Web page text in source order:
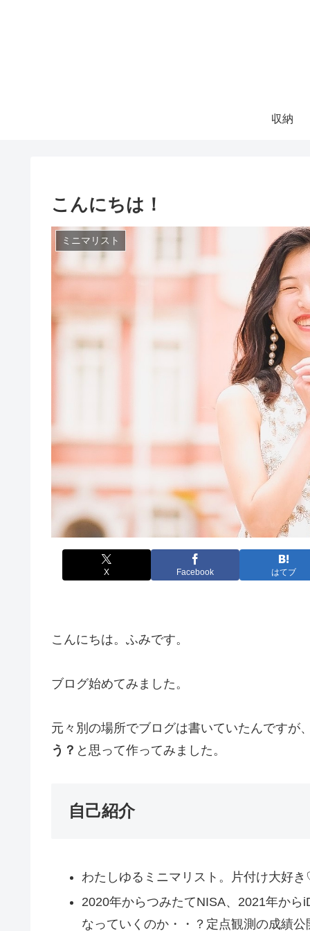
収納
こんにちは！
ミニマリスト
X Facebook はてブ
こんにちは。ふみです。
ブログ始めてみました。
元々別の場所でブログは書いていたんですが
う？ と思って作ってみました。
自己紹介
わたしゆるミニマリスト。片付け大好
2020年からつみたてNISA、2021年か
なっていくのか・・？定点観測の成績公